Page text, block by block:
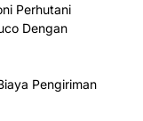
Perhutani
Dengan
Pengiriman